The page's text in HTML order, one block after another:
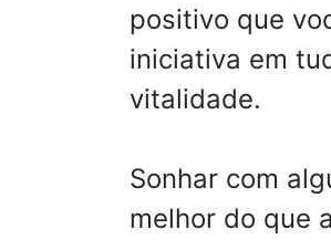
positivo que
iniciativa em
vitalidade.
Sonhar com
melhor do que